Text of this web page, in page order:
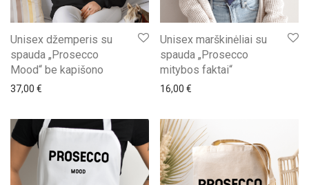
Unisex džemperis su
spauda „Prosecco
Mood“ be kapišono
37,00 €
Unisex marškinėliai su
spauda „Prosecco
mitybos faktai“
16,00 €